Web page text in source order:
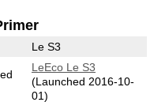
Le S3
LeEco Le S3
(Launched 2016-10-
01)